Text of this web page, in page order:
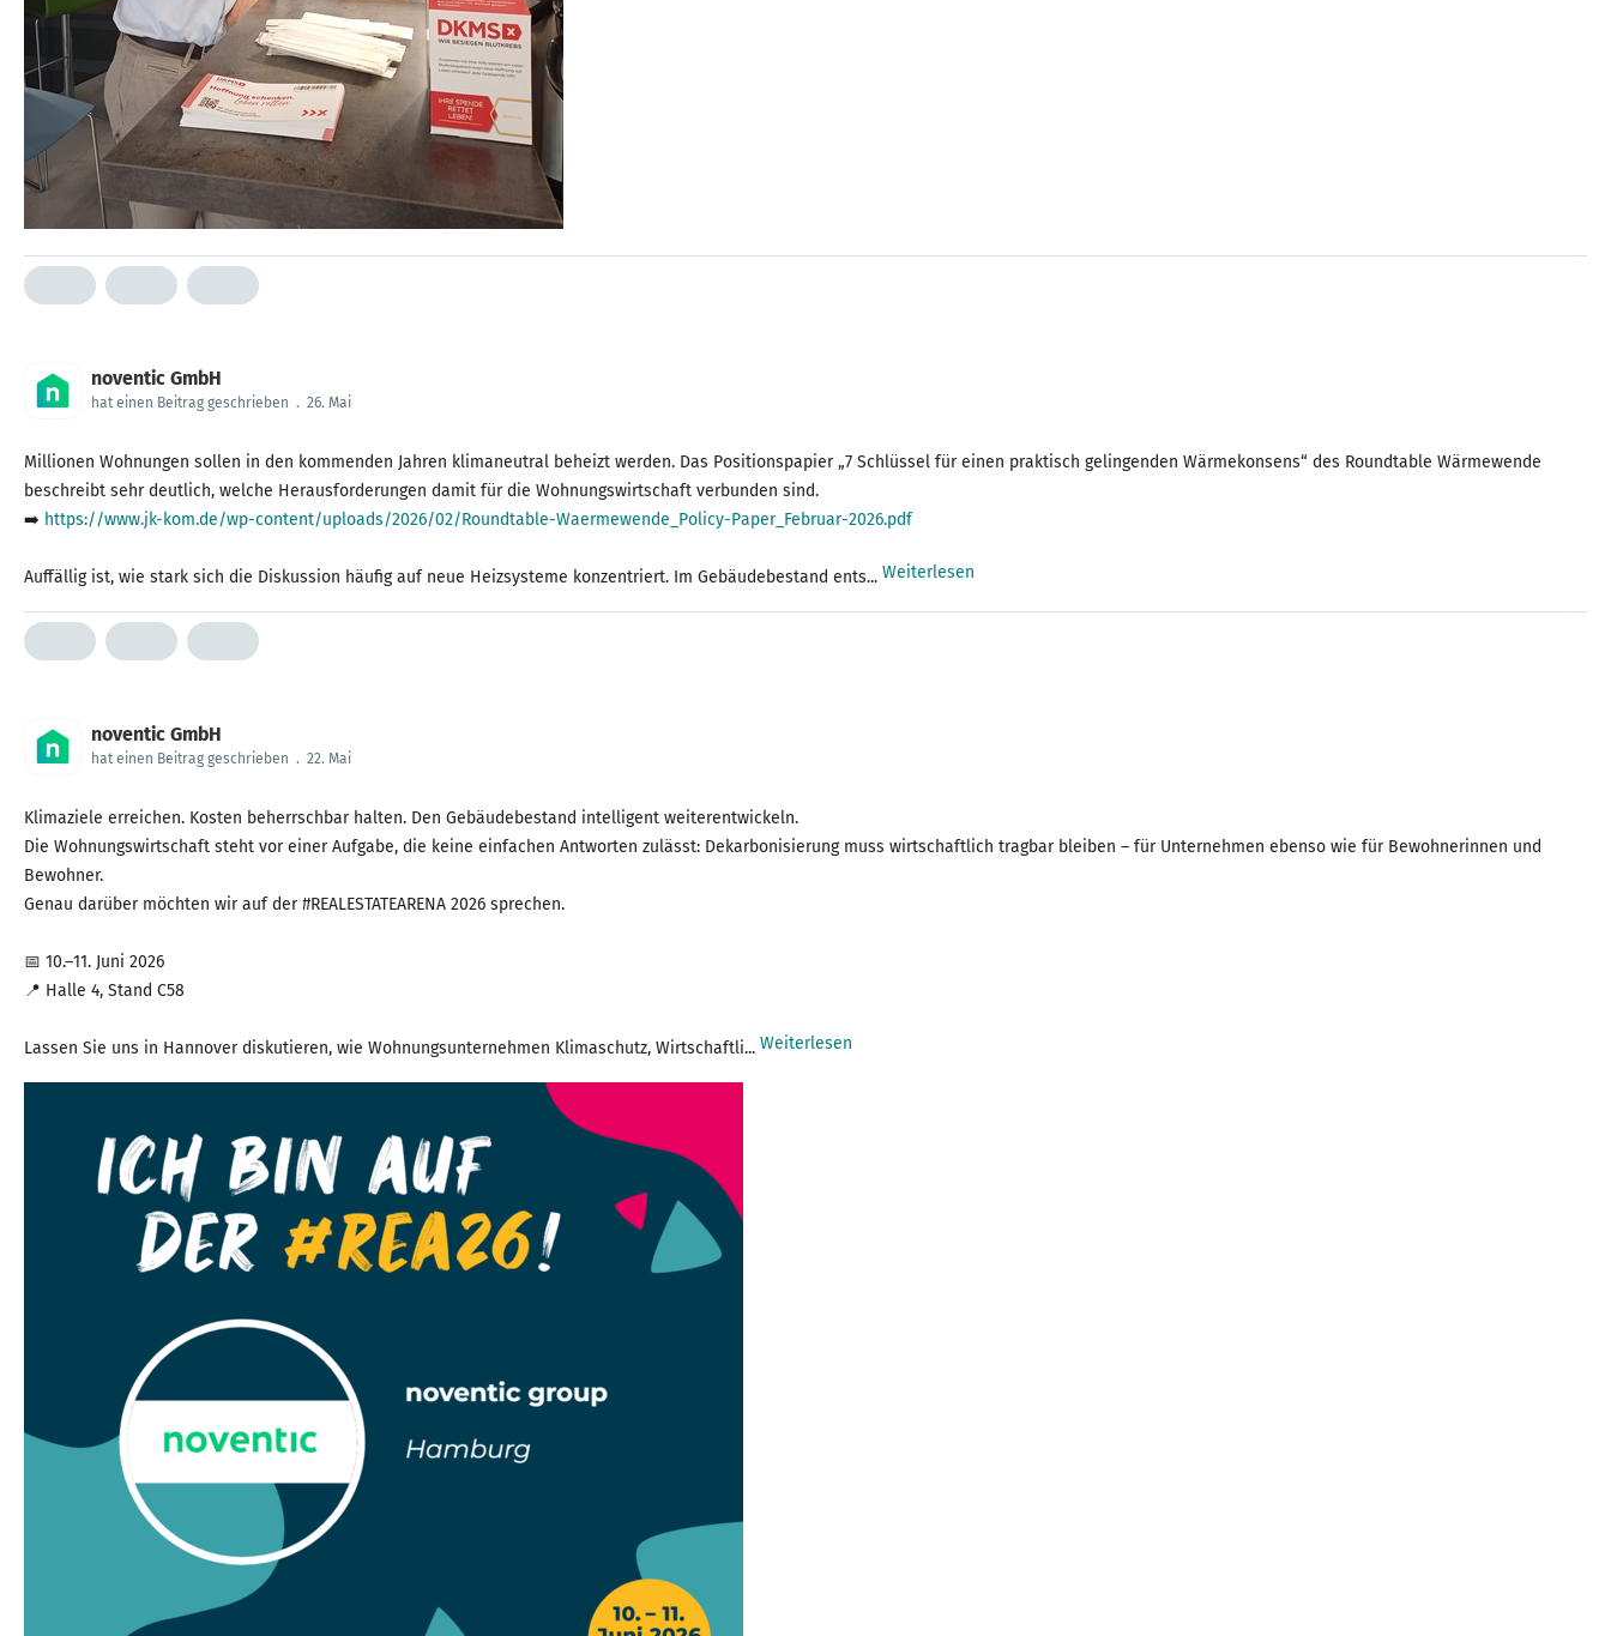
noventic GmbH
hat einen Beitrag geschrieben . 26. Mai
Millionen Wohnungen sollen in den kommenden Jahren klimaneutral beheizt werden. Das Positionspapier „7 Schlüssel für einen praktisch gelingenden Wärmekonsens“ des Roundtable Wärmewende
beschreibt sehr deutlich, welche Herausforderungen damit für die Wohnungswirtschaft verbunden sind.
➡️ https://www.jk-kom.de/wp-content/uploads/2026/02/Roundtable-Waermewende_Policy-Paper_Februar-2026.pdf
Auffällig ist, wie stark sich die Diskussion häufig auf neue Heizsysteme konzentriert. Im Gebäudebestand ents... Weiterlesen
noventic GmbH
hat einen Beitrag geschrieben . 22. Mai
Klimaziele erreichen. Kosten beherrschbar halten. Den Gebäudebestand intelligent weiterentwickeln.
Die Wohnungswirtschaft steht vor einer Aufgabe, die keine einfachen Antworten zulässt: Dekarbonisierung muss wirtschaftlich tragbar bleiben – für Unternehmen ebenso wie für Bewohnerinnen und
Bewohner.
Genau darüber möchten wir auf der #REALESTATEARENA 2026 sprechen.
📅 10.–11. Juni 2026
📍 Halle 4, Stand C58
Lassen Sie uns in Hannover diskutieren, wie Wohnungsunternehmen Klimaschutz, Wirtschaftli... Weiterlesen